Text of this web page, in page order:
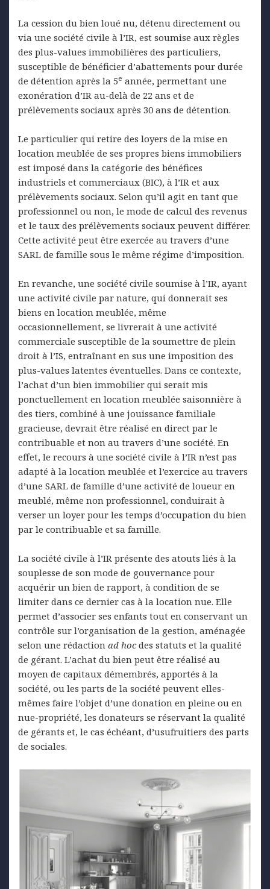
La cession du bien loué nu, détenu directement ou
via une société civile à l’IR, est soumise aux règles
des plus-values immobilières des particuliers,
susceptible de bénéficier d’abattements pour durée
de détention après la 5e année, permettant une
exonération d’IR au-delà de 22 ans et de
prélèvements sociaux après 30 ans de détention.
Le particulier qui retire des loyers de la mise en
location meublée de ses propres biens immobiliers
est imposé dans la catégorie des bénéfices
industriels et commerciaux (BIC), à l’IR et aux
prélèvements sociaux. Selon qu’il agit en tant que
professionnel ou non, le mode de calcul des revenus
et le taux des prélèvements sociaux peuvent différer.
Cette activité peut être exercée au travers d’une
SARL de famille sous le même régime d’imposition.
En revanche, une société civile soumise à l’IR, ayant
une activité civile par nature, qui donnerait ses
biens en location meublée, même
occasionnellement, se livrerait à une activité
commerciale susceptible de la soumettre de plein
droit à l’IS, entraînant en sus une imposition des
plus-values latentes éventuelles. Dans ce contexte,
l’achat d’un bien immobilier qui serait mis
ponctuellement en location meublée saisonnière à
des tiers, combiné à une jouissance familiale
gracieuse, devrait être réalisé en direct par le
contribuable et non au travers d’une société. En
effet, le recours à une société civile à l’IR n’est pas
adapté à la location meublée et l’exercice au travers
d’une SARL de famille d’une activité de loueur en
meublé, même non professionnel, conduirait à
verser un loyer pour les temps d’occupation du bien
par le contribuable et sa famille.
La société civile à l’IR présente des atouts liés à la
souplesse de son mode de gouvernance pour
acquérir un bien de rapport, à condition de se
limiter dans ce dernier cas à la location nue. Elle
permet d’associer ses enfants tout en conservant un
contrôle sur l’organisation de la gestion, aménagée
selon une rédaction ad hocdes statuts et la qualité
de gérant. L’achat du bien peut être réalisé au
moyen de capitaux démembrés, apportés à la
société, ou les parts de la société peuvent elles-
mêmes faire l’objet d’une donation en pleine ou en
nue-propriété, les donateurs se réservant la qualité
de gérants et, le cas échéant, d’usufruitiers des parts
de sociales.